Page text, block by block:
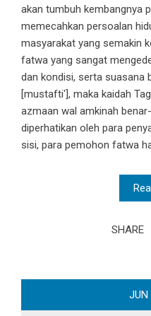
akan tumbuh kembangnya
memecahkan persoalan
masyarakat yang semakin
fatwa yang sangat
dan kondisi, serta suasana
[mustafti'], maka kaidah
azmaan wal amkinah
diperhatikan oleh para
sisi, para pemohon fatwa
SHARE
JUN